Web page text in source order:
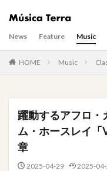
News Feature Music
HOME Music
躍動するアフロ・
ム・ホースレイ「
章
2025-04-29
2025-